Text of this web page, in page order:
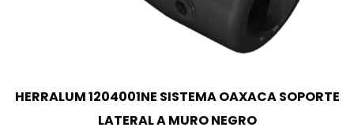
HERRALUM 1204001NE SISTEMA OAXACA SOPORTE
LATERAL A MURO NEGRO